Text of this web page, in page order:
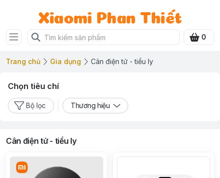
Xiaomi Phan Thiết
0
Trang chủ Gia dụng Cân điện tử - tiểu ly
Chọn tiêu chí
Bộ lọc Thương hiệu
Cân điện tử - tiểu ly